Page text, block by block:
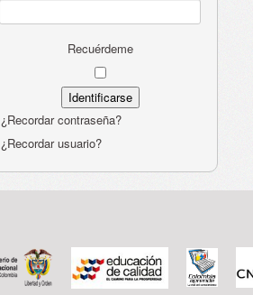
Recuérdeme
¿Recordar contraseña?
¿Recordar usuario?